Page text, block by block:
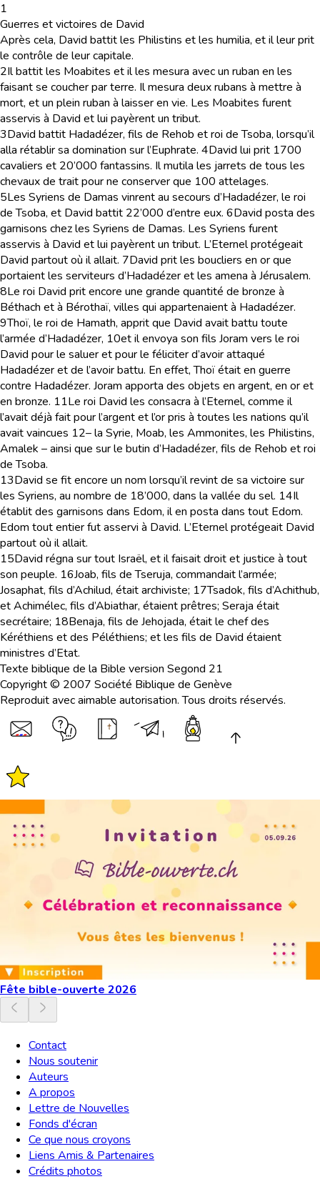
1
Guerres et victoires de David
Après cela, David battit les Philistins et les humilia, et il leur prit
le contrôle de leur capitale.
2Il battit les Moabites et il les mesura avec un ruban en les
faisant se coucher par terre. Il mesura deux rubans à mettre à
mort, et un plein ruban à laisser en vie. Les Moabites furent
asservis à David et lui payèrent un tribut.
3David battit Hadadézer, fils de Rehob et roi de Tsoba, lorsqu’il
alla rétablir sa domination sur l’Euphrate. 4David lui prit 1700
cavaliers et 20’000 fantassins. Il mutila les jarrets de tous les
chevaux de trait pour ne conserver que 100 attelages.
5Les Syriens de Damas vinrent au secours d’Hadadézer, le roi
de Tsoba, et David battit 22’000 d’entre eux. 6David posta des
garnisons chez les Syriens de Damas. Les Syriens furent
asservis à David et lui payèrent un tribut. L’Eternel protégeait
David partout où il allait. 7David prit les boucliers en or que
portaient les serviteurs d’Hadadézer et les amena à Jérusalem.
8Le roi David prit encore une grande quantité de bronze à
Béthach et à Bérothaï, villes qui appartenaient à Hadadézer.
9Thoï, le roi de Hamath, apprit que David avait battu toute
l’armée d’Hadadézer, 10et il envoya son fils Joram vers le roi
David pour le saluer et pour le féliciter d’avoir attaqué
Hadadézer et de l’avoir battu. En effet, Thoï était en guerre
contre Hadadézer. Joram apporta des objets en argent, en or et
en bronze. 11Le roi David les consacra à l’Eternel, comme il
l’avait déjà fait pour l’argent et l’or pris à toutes les nations qu’il
avait vaincues 12– la Syrie, Moab, les Ammonites, les Philistins,
Amalek – ainsi que sur le butin d’Hadadézer, fils de Rehob et roi
de Tsoba.
13David se fit encore un nom lorsqu’il revint de sa victoire sur
les Syriens, au nombre de 18’000, dans la vallée du sel. 14Il
établit des garnisons dans Edom, il en posta dans tout Edom.
Edom tout entier fut asservi à David. L’Eternel protégeait David
partout où il allait.
15David régna sur tout Israël, et il faisait droit et justice à tout
son peuple. 16Joab, fils de Tseruja, commandait l’armée;
Josaphat, fils d’Achilud, était archiviste; 17Tsadok, fils d’Achithub,
et Achimélec, fils d’Abiathar, étaient prêtres; Seraja était
secrétaire; 18Benaja, fils de Jehojada, était le chef des
Kéréthiens et des Péléthiens; et les fils de David étaient
ministres d’Etat.
Texte biblique de la Bible version Segond 21
Copyright © 2007 Société Biblique de Genève
Reproduit avec aimable autorisation. Tous droits réservés.
Fête bible-ouverte 2026
Contact
Nous soutenir
Auteurs
A propos
Lettre de Nouvelles
Fonds d'écran
Ce que nous croyons
Liens Amis & Partenaires
Crédits photos